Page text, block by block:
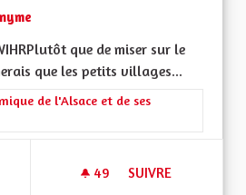
que de miser sur le
que les petits villages...
la catégorie : L'attractivité
de l'Alsace et de ses
49 49 ABONNÉS
SUIVRE